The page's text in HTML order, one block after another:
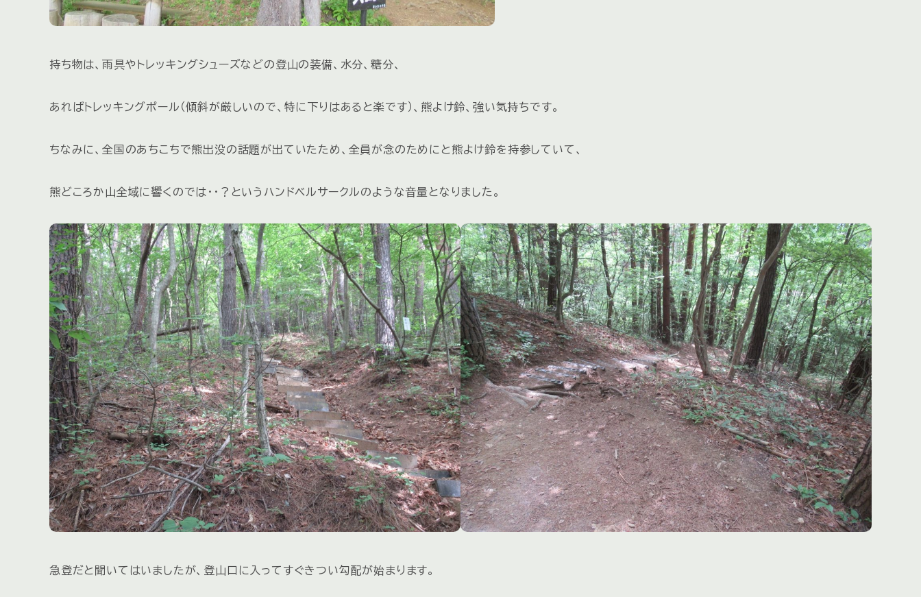
持ち物は、雨具やトレッキングシューズなどの登山の装備、水分、糖分、
あればトレッキングポール（傾斜が厳しいので、特に下りはあると楽です）、熊よけ鈴、強い気持ちです。
ちなみに、全国のあちこちで熊出没の話題が出ていたため、全員が念のためにと熊よけ鈴を持参していて、
熊どころか山全域に響くのでは・・？というハンドベルサークルのような音量となりました。
急登だと聞いてはいましたが、登山口に入ってすぐきつい勾配が始まります。